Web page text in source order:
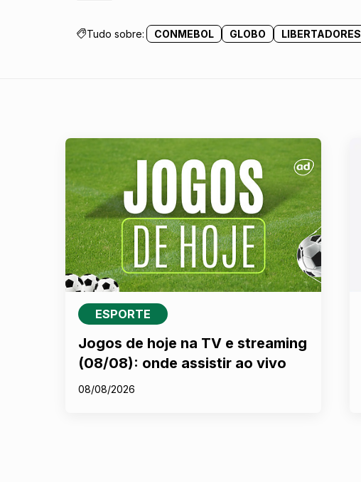
Tudo sobre: CONMEBOL GLOBO LIBERTADORES
ESPORTE
Jogos de hoje na TV e streaming
(08/08): onde assistir ao vivo
08/08/2026